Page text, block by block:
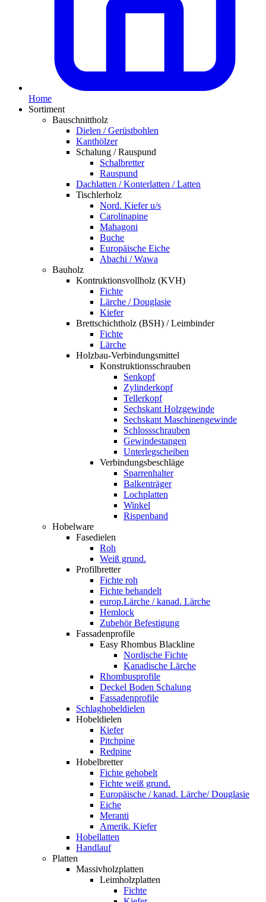
Home
Sortiment
Bauschnittholz
Dielen / Gerüstbohlen
Kanthölzer
Schalung / Rauspund
Schalbretter
Rauspund
Dachlatten / Konterlatten / Latten
Tischlerholz
Nord. Kiefer u/s
Carolinapine
Mahagoni
Buche
Europäische Eiche
Abachi / Wawa
Bauholz
Kontruktionsvollholz (KVH)
Fichte
Lärche / Douglasie
Kiefer
Brettschichtholz (BSH) / Leimbinder
Fichte
Lärche
Holzbau-Verbindungsmittel
Konstruktionsschrauben
Senkopf
Zylinderkopf
Tellerkopf
Sechskant Holzgewinde
Sechskant Maschinengewinde
Schlossschrauben
Gewindestangen
Unterlegscheiben
Verbindungsbeschläge
Sparrenhalter
Balkenträger
Lochplatten
Winkel
Rispenband
Hobelware
Fasedielen
Roh
Weiß grund.
Profilbretter
Fichte roh
Fichte behandelt
europ.Lärche / kanad. Lärche
Hemlock
Zubehör Befestigung
Fassadenprofile
Easy Rhombus Blackline
Nordische Fichte
Kanadische Lärche
Rhombusprofile
Deckel Boden Schalung
Fassadenprofile
Schlaghobeldielen
Hobeldielen
Kiefer
Pitchpine
Redpine
Hobelbretter
Fichte gehobelt
Fichte weiß grund.
Europäische / kanad. Lärche/ Douglasie
Eiche
Meranti
Amerik. Kiefer
Hobellatten
Handlauf
Platten
Massivholzplatten
Leimholzplatten
Fichte